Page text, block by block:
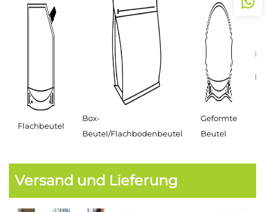
Flachbeutel
Box-
Beutel/Flachbodenbeutel
Geformte
Beutel
Versand und Lieferung